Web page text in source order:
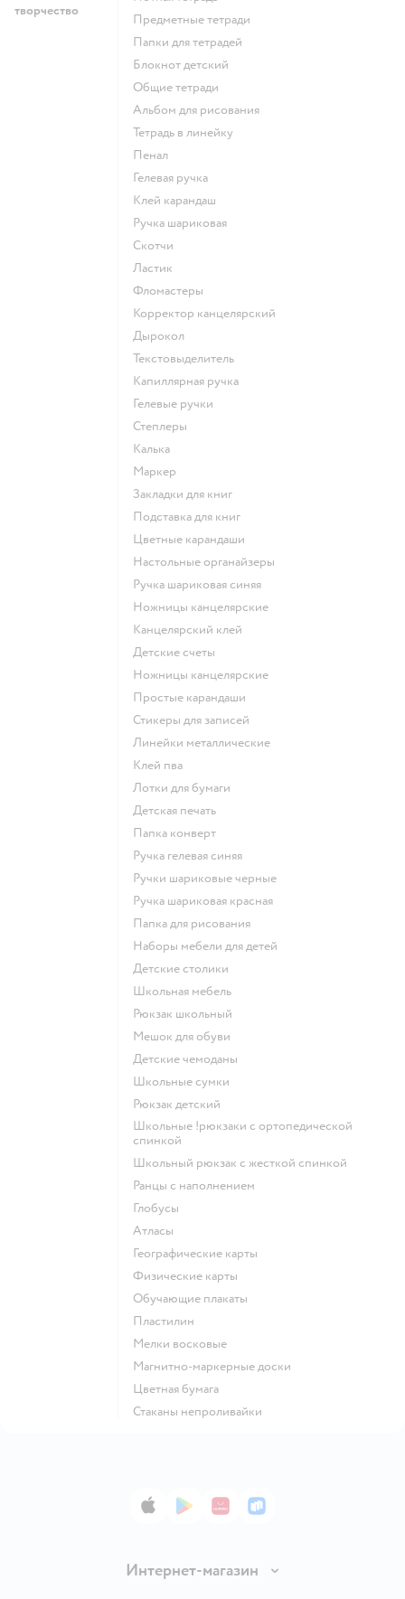
творчество
Предметные тетради
Папки для тетрадей
Блокнот детский
Общие тетради
Альбом для рисования
Тетрадь в линейку
Пенал
Гелевая ручка
Клей карандаш
Ручка шариковая
Скотчи
Ластик
Фломастеры
Корректор канцелярский
Дырокол
Текстовыделитель
Капиллярная ручка
Гелевые ручки
Степлеры
Калька
Маркер
Закладки для книг
Подставка для книг
Цветные карандаши
Настольные органайзеры
Ручка шариковая синяя
Ножницы канцелярские
Канцелярский клей
Детские счеты
Ножницы канцелярские
Простые карандаши
Стикеры для записей
Линейки металлические
Клей пва
Лотки для бумаги
Детская печать
Папка конверт
Ручка гелевая синяя
Ручки шариковые черные
Ручка шариковая красная
Папка для рисования
Наборы мебели для детей
Детские столики
Школьная мебель
Рюкзак школьный
Мешок для обуви
Детские чемоданы
Школьные сумки
Рюкзак детский
Школьные !рюкзаки с ортопедической
спинкой
Школьный рюкзак с жесткой спинкой
Ранцы с наполнением
Глобусы
Атласы
Географические карты
Физические карты
Обучающие плакаты
Пластилин
Мелки восковые
Магнитно-маркерные доски
Цветная бумага
Стаканы непроливайки
App StoreGoogle Play
AppGallery
RuStore
Интернет-магазин